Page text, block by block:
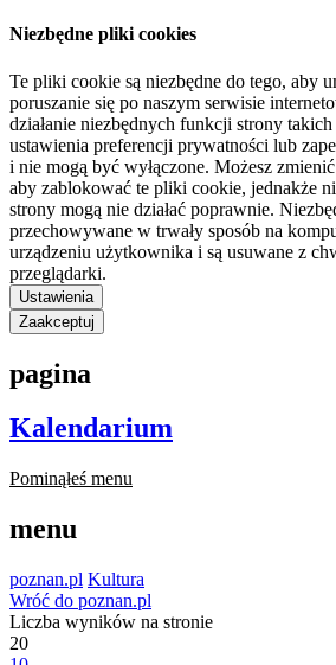
Niezbędne pliki cookies
Te pliki cookie są niezbędne do tego, aby
poruszanie się po naszym serwisie
działanie niezbędnych funkcji strony
ustawienia preferencji prywatności lub
i nie mogą być wyłączone. Możesz
aby zablokować te pliki cookie, jednakże
strony mogą nie działać poprawnie.
przechowywane w trwały sposób na
urządzeniu użytkownika i są usuwane z
przeglądarki.
Ustawienia
Zaakceptuj
pagina
Kalendarium
Pominąłeś menu
menu
poznan.pl Kultura
Wróć do poznan.pl
Liczba wyników na stronie
20